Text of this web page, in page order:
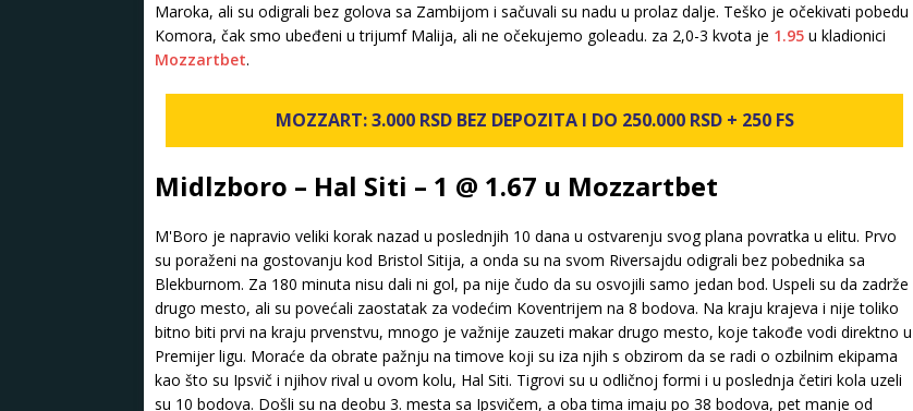
Maroka, ali su odigrali bez golova sa Zambijom i sačuvali su nadu u prolaz dalje. Teško je očekivati pobedu
Komora, čak smo ubeđeni u trijumf Malija, ali ne očekujemo goleadu. za 2,0-3 kvota je 1.95 u kladionici
Mozzartbet.
MOZZART: 3.000 RSD BEZ DEPOZITA I DO 250.000 RSD + 250 FS
Midlzboro – Hal Siti – 1 @ 1.67 u Mozzartbet
M'Boro je napravio veliki korak nazad u poslednjih 10 dana u ostvarenju svog plana povratka u elitu. Prvo
su poraženi na gostovanju kod Bristol Sitija, a onda su na svom Riversajdu odigrali bez pobednika sa
Blekburnom. Za 180 minuta nisu dali ni gol, pa nije čudo da su osvojili samo jedan bod. Uspeli su da zadrže
drugo mesto, ali su povećali zaostatak za vodećim Koventrijem na 8 bodova. Na kraju krajeva i nije toliko
bitno biti prvi na kraju prvenstvu, mnogo je važnije zauzeti makar drugo mesto, koje takođe vodi direktno u
Premijer ligu. Moraće da obrate pažnju na timove koji su iza njih s obzirom da se radi o ozbilnim ekipama
kao što su Ipsvič i njihov rival u ovom kolu, Hal Siti. Tigrovi su u odličnoj formi i u poslednja četiri kola uzeli
su 10 bodova. Došli su na deobu 3. mesta sa Ipsvičem, a oba tima imaju po 38 bodova, pet manje od